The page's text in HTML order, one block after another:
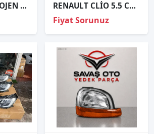
MEGANE 2 HALOJEN SAĞ FAR ORJİNAL RENAULT CLİO 5.5 CLİO 6 SAĞ FAR CAMI SIFIR 2023 2024 2025
Fiyat Sorunuz